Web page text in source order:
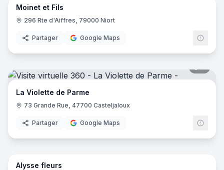
Moinet et Fils
296 Rte d'Aiffres, 79000 Niort
Partager Google Maps
La Violette de Parme
73 Grande Rue, 47700 Casteljaloux
Partager Google Maps
8
Alysse fleurs